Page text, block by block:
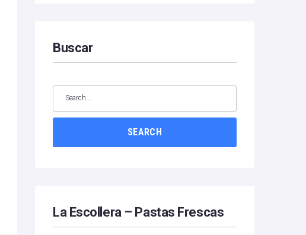
Buscar
SEARCH
La Escollera – Pastas Frescas